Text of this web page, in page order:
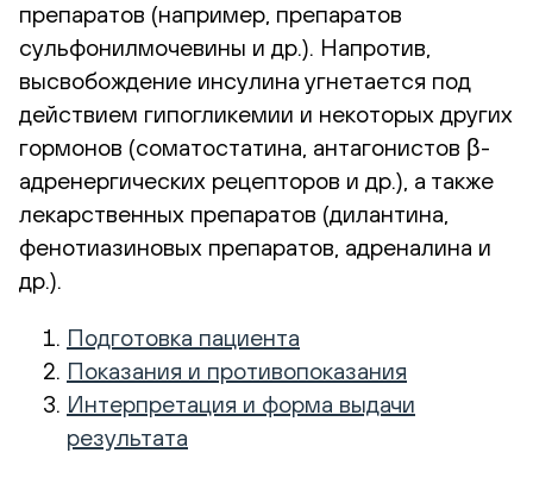
препаратов (например, препаратов
сульфонилмочевины и др.). Напротив,
высвобождение инсулина угнетается под
действием гипогликемии и некоторых других
гормонов (соматостатина, антагонистов β-
адренергических рецепторов и др.), а также
лекарственных препаратов (дилантина,
фенотиазиновых препаратов, адреналина и
др.).
Подготовка пациента
Показания и противопоказания
Интерпретация и форма выдачи
результата